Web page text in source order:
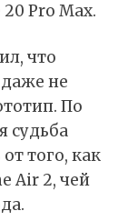
Pro Max.
что
не
По
судьба
того, как
Air 2, чей